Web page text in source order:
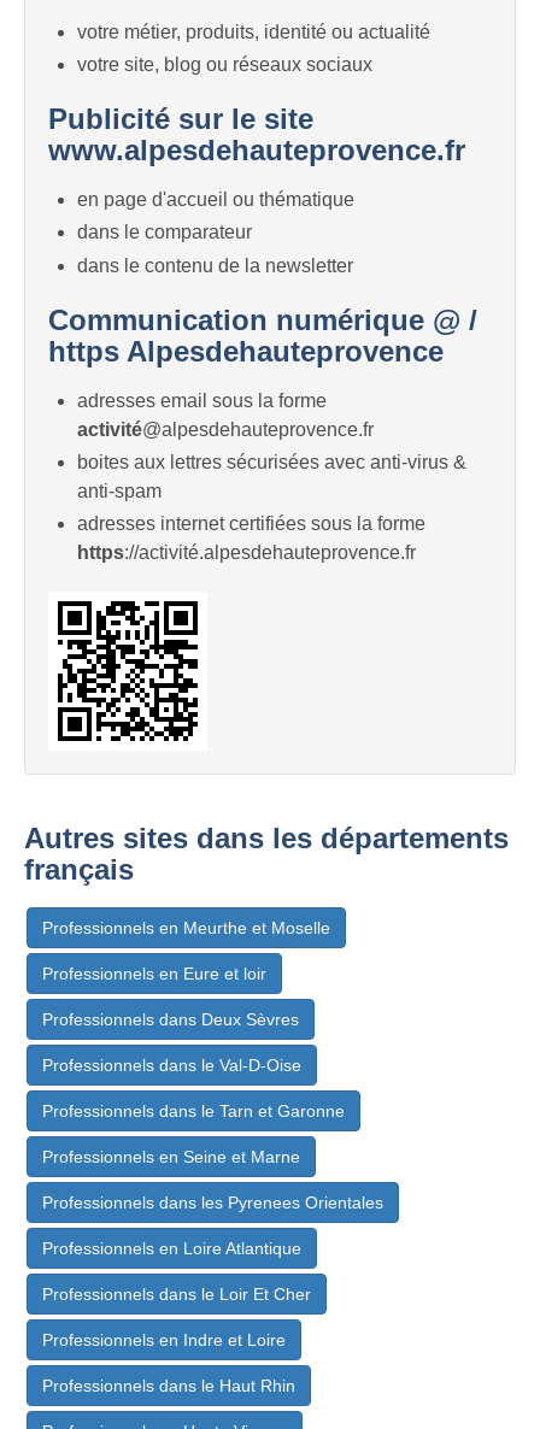
votre métier, produits, identité ou actualité
votre site, blog ou réseaux sociaux
Publicité sur le site
www.alpesdehauteprovence.fr
en page d'accueil ou thématique
dans le comparateur
dans le contenu de la newsletter
Communication numérique @ /
https Alpesdehauteprovence
adresses email sous la forme
activité@alpesdehauteprovence.fr
boites aux lettres sécurisées avec anti-virus &
anti-spam
adresses internet certifiées sous la forme
https://activité.alpesdehauteprovence.fr
Autres sites dans les départements
français
Professionnels en Meurthe et Moselle
Professionnels en Eure et loir
Professionnels dans Deux Sèvres
Professionnels dans le Val-D-Oise
Professionnels dans le Tarn et Garonne
Professionnels en Seine et Marne
Professionnels dans les Pyrenees Orientales
Professionnels en Loire Atlantique
Professionnels dans le Loir Et Cher
Professionnels en Indre et Loire
Professionnels dans le Haut Rhin